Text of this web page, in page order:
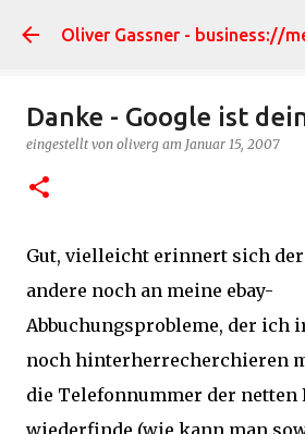
Direkt zum
Oliver Gassner - business://
Danke - Google ist
eingestellt von oliverg am Januar 15, 2007
Gut, vielleicht erinnert sich
andere noch an meine ebay-
Abbuchungsprobleme, der ich
noch hinterherrecherchieren
die Telefonnummer der netten
wiederfinde (wie kann man